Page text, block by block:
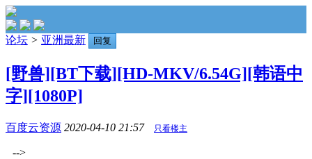
论坛 > 亚洲最新 回复
[野兽][BT下载][HD-MKV/6.54G][韩语中
字][1080P]
百度云资源 2020-04-10 21:57 只看楼主
-->